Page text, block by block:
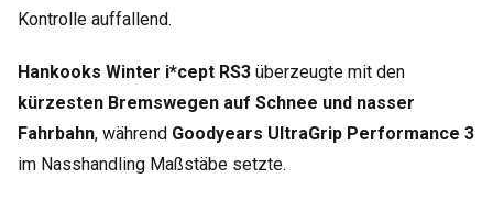
Kontrolle auffallend.
Hankooks Winter i*cept RS3 überzeugte mit den
kürzesten Bremswegen auf Schnee und nasser
Fahrbahn, während Goodyears UltraGrip Performance 3
im Nasshandling Maßstäbe setzte.